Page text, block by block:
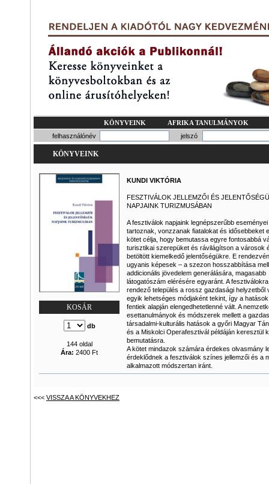
KÖNYVEINK
AFRIKA TANULMÁNYOK
felhasználónév
jelszó
KÖNYVEINK
KOSÁR
db
144 oldal
Ára: 2400 Ft
KUNDI VIKTÓRIA
FESZTIVÁLOK JELLEMZŐI ÉS
NAPJAINK TURIZMUSÁBAN
A fesztiválok napjaink legnépszerűbb
tartoznak, vonzzanak fiatalokat és idősebbeket
kötet célja, hogy bemutassa egyre fontosabbá
turisztikai szerepüket és rávilágítson a városok
betöltött kiemelkedő jelentőségükre. E
ugyanis képesek – a szezon hosszabbítása
addicionális jövedelem generálására, magasabb
látogatószám elérésére egyaránt. A
rendező település a rossz gazdasági helyzetből
egyik lehetséges módjaként tekint, így a
fentiek alapján elengedhetetlenné vált. A
esettanulmányok és módszerek mellett a
társadalmi-kulturális hatások a győri Magyar
és a Miskolci Operafesztivál példáján keresztül
bemutatásra.
A kötet mindazok számára érdekes olvasmány
érdeklődnek a fesztiválok színes jellemzői és a
alkalmazott módszertan iránt.
<<< VISSZA A KÖNYVEKHEZ